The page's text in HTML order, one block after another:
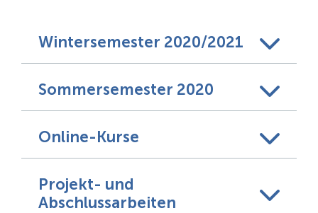
Wintersemester 2020/2021
Sommersemester 2020
Online-Kurse
Projekt- und
Abschlussarbeiten